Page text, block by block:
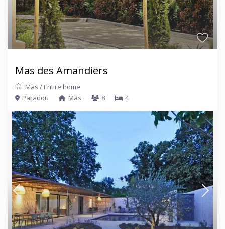
Mas des Amandiers
Mas / Entire home
Paradou
Mas 8 4